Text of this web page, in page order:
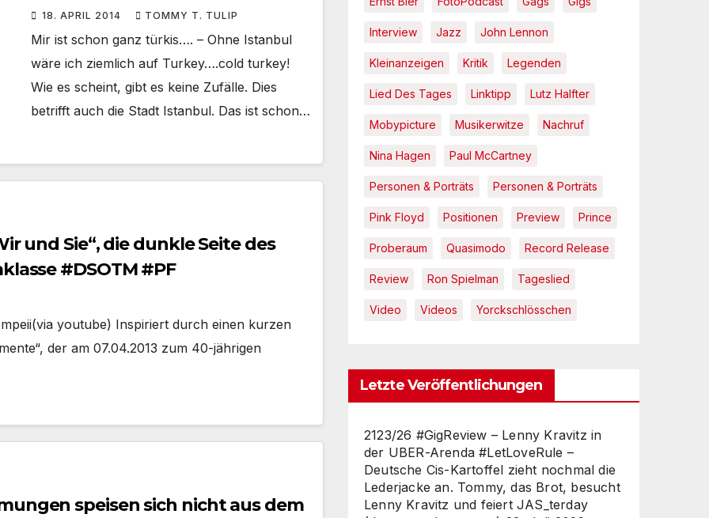
und „9 in Istanbul, 8 in Berlin“
18. APRIL 2014 TOMMY T. TULIP
Mir ist schon ganz türkis…. – Ohne Istanbul
wäre ich ziemlich auf Turkey….cold turkey!
Wie es scheint, gibt es keine Zufälle. Dies
betrifft auch die Stadt Istanbul. Das ist schon…
und Sie“, die dunkle Seite des
#DSOTM #PF
youtube) Inspiriert durch einen kurzen
der am 07.04.2013 zum 40-jährigen
speisen sich nicht aus dem
Interview Jazz John Lennon
Kleinanzeigen Kritik Legenden
Lied Des Tages Linktipp Lutz Halfter
Mobypicture Musikerwitze Nachruf
Nina Hagen Paul McCartney
Personen & Porträts Personen & Porträts
Pink Floyd Positionen Preview Prince
Proberaum Quasimodo Record Release
Review Ron Spielman Tageslied
Video Videos Yorckschlösschen
Letzte Veröffentlichungen
2123/26 #GigReview – Lenny Kravitz in
der UBER-Arenda #LetLoveRule –
Deutsche Cis-Kartoffel zieht nochmal die
Lederjacke an. Tommy, das Brot, besucht
Lenny Kravitz und feiert JAS_terday